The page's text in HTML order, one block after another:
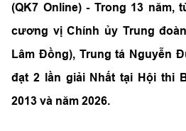
(QK7 Online) - Trong 13 năm,
cương vị Chính ủy Trung
Lâm Đồng), Trung tá Nguyễn
đạt 2 lần giải Nhất tại Hội thi
2013 và năm 2026.